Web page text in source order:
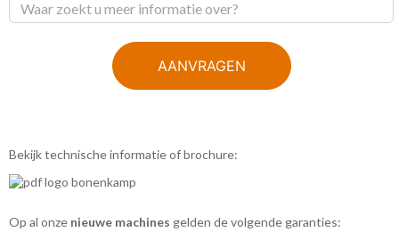
AANVRAGEN
Bekijk technische informatie of brochure:
Op al onze nieuwe machines gelden de volgende garanties: